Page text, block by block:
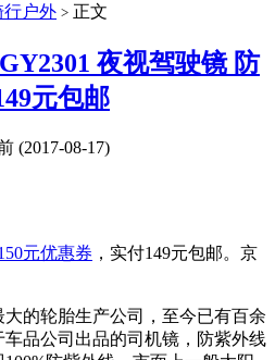
行户外 > 正文
夜视驾驶镜 防
元包邮
(2017-08-17)
元优惠券 ，实付149元包邮。京
的轮胎生产公司，至今已有百余
品公司出品的司机镜，防紫外线